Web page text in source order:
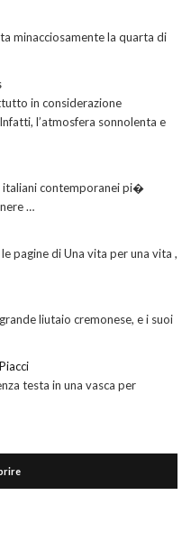
minacciosamente la quarta di
in considerazione
l’atmosfera sonnolenta e
italiani contemporanei pi�
…
pagine di Una vita per una vita ,
liutaio cremonese, e i suoi
testa in una vasca per